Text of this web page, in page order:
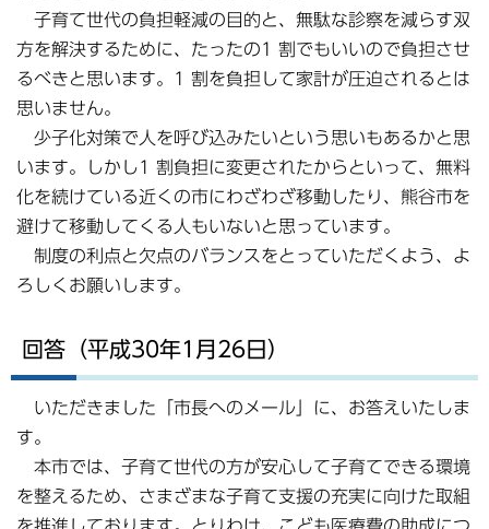
子育て世代の負担軽減の目的と、無駄な診察を減らす双
方を解決するために、たったの1 割でもいいので負担させ
るべきと思います。1 割を負担して家計が圧迫されるとは
思いません。
少子化対策で人を呼び込みたいという思いもあるかと思
います。しかし1 割負担に変更されたからといって、無料
化を続けている近くの市にわざわざ移動したり、熊谷市を
避けて移動してくる人もいないと思っています。
制度の利点と欠点のバランスをとっていただくよう、よ
ろしくお願いします。
回答（平成30年1月26日）
いただきました「市長へのメール」に、お答えいたしま
す。
本市では、子育て世代の方が安心して子育てできる環境
を整えるため、さまざまな子育て支援の充実に向けた取組
を推進しております。とりわけ、こども医療費の助成につ